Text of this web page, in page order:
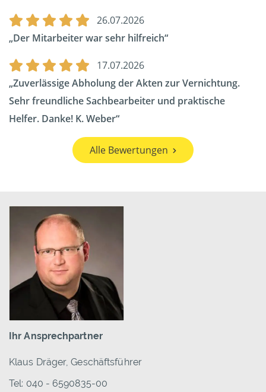
26.07.2026
Der Mitarbeiter war sehr hilfreich
17.07.2026
Zuverlässige Abholung der Akten zur Vernichtung.
Sehr freundliche Sachbearbeiter und praktische
Helfer. Danke! K. Weber
Alle Bewertungen
Ihr Ansprechpartner
Klaus Dräger, Geschäftsführer
Tel: 040 - 6590835-00